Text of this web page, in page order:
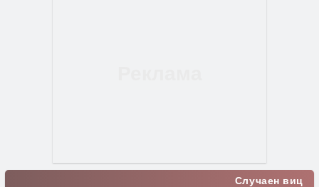
Случаен виц